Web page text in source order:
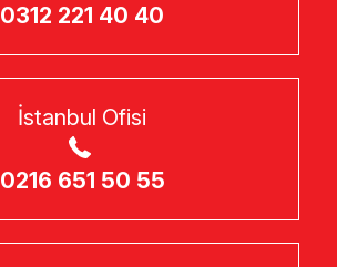
0312 221 40 40
İstanbul Ofisi
0216 651 50 55